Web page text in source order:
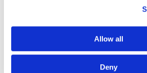
Allow all
Deny